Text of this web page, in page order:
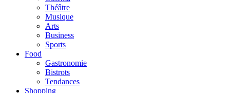
Théâtre
Musique
Arts
Business
Sports
Food
Gastronomie
Bistrots
Tendances
Shopping